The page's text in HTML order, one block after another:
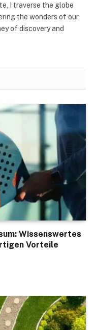
I traverse the globe
the wonders of our
of discovery and
Wissenswertes
Vorteile